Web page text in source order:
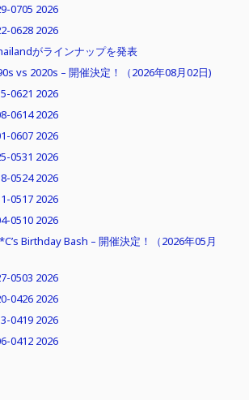
0705 2026
0628 2026
がラインナップを発表
vs 2020s – 開催決定！（2026年08月02日)
0621 2026
0614 2026
0607 2026
0531 2026
0524 2026
0517 2026
0510 2026
Birthday Bash – 開催決定！（2026年05月
0503 2026
0426 2026
0419 2026
0412 2026